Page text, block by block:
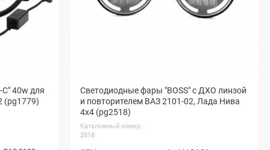
40w для
(pg1779)
Светодиодные фары "BOSS" с ДХО линзой
и повторителем ВАЗ 2101-02, Лада Нива
4х4 (pg2518)
Каталожный номер:
2518